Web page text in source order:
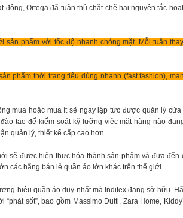
động, Ortega đã tuân thủ chặt chẽ hai nguyên tắc
sản phẩm với tốc độ nhanh chóng mặt. Mỗi tuần
phẩm thời trang tiêu dùng nhanh (fast fashion),
mua hoặc mua ít sẽ ngay lập tức được quản lý
tạo để kiểm soát kỹ lưỡng việc mặt hàng nào
quản lý, thiết kế cấp cao hơn.
sẽ được hiện thực hóa thành sản phẩm và đưa
các hãng bán lẻ quần áo lớn khác trên thế giới.
hiệu quần áo duy nhất mà Inditex đang sở hữu.
sốt”, bao gồm Massimo Dutti, Zara Home,